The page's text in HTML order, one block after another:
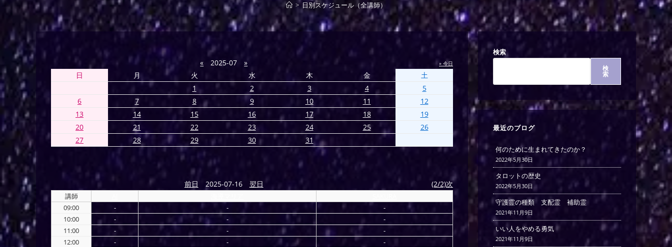
> 日別スケジュール（全講師）
« 2025-07 » » 今日
日 月 火 水 木 金
土
1
2 3 4
5
6
7 8 9 10 11
12
13
14 15 16 17 18
19
20
21 22 23 24 25
26
27
28 29 30 31
前日 2025-07-16 翌日 (2/2)次
講師
09:00
- -
-
10:00
- -
-
11:00
- -
-
12:00
- -
-
検索
検
索
最近のブログ
何のために生まれてきたのか？
2022年5月30日
タロットの歴史
2022年5月30日
守護霊の種類 支配霊 補助霊
2021年11月9日
いい人をやめる勇気
2021年11月9日